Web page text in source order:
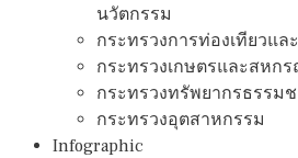
นวัตกรรม
กระทรวงการท่องเทียวแล
กระทรวงเกษตรและสหก
กระทรวงทรัพยากรธรรม
กระทรวงอุตสาหกรรม
Infographic